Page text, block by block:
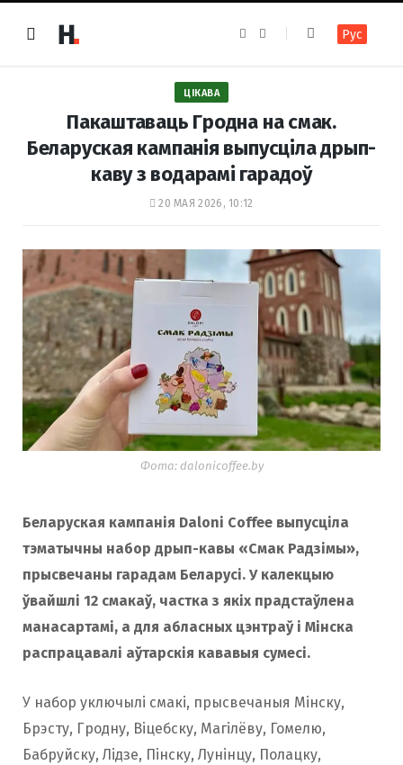
e
k
t
a
m
Рус
ЦІКАВА
Пакаштаваць Гродна на смак.
Беларуская кампанія выпусціла дрып-
каву з водарамі гарадоў
20 МАЯ 2026, 10:12
Фота: dalonicoffee.by
Беларуская кампанія Daloni Coffee выпусціла
тэматычны набор дрып-кавы «Смак Радзімы»,
прысвечаны гарадам Беларусі. У калекцыю
ўвайшлі 12 смакаў, частка з якіх прадстаўлена
манасартамі, а для абласных цэнтраў і Мінска
распрацавалі аўтарскія кававыя сумесі.
У набор уключылі смакі, прысвечаныя Мінску,
Брэсту, Гродну, Віцебску, Магілёву, Гомелю,
Бабруйску, Лідзе, Пінску, Лунінцу, Полацку,